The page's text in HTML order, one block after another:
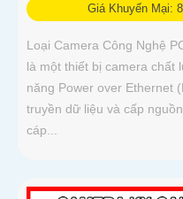
Giá Khuyến Mại:
Loại Camera Công Nghệ
là một thiết bị camera chất
năng Power over Ethernet
truyền dữ liệu và cấp
cáp...